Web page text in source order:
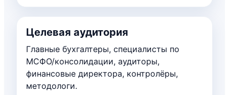
Целевая аудитория
Главные бухгалтеры, специалисты по
МСФО/консолидации, аудиторы,
финансовые директора, контролёры,
методологи.